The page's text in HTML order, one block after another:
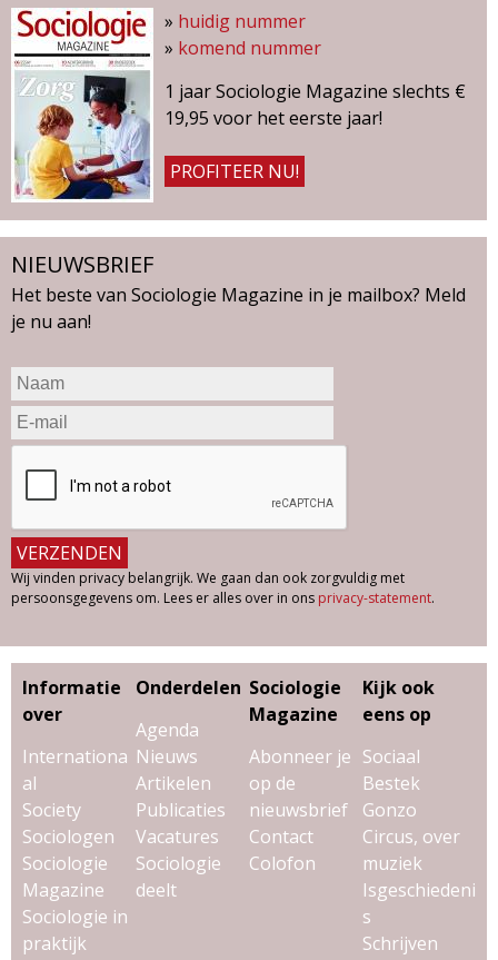
» huidig nummer
» komend nummer
1 jaar Sociologie Magazine slechts €
19,95 voor het eerste jaar!
PROFITEER NU!
NIEUWSBRIEF
Het beste van Sociologie Magazine in je mailbox? Meld
je nu aan!
Wij vinden privacy belangrijk. We gaan dan ook zorgvuldig met
persoonsgegevens om. Lees er alles over in ons privacy-statement.
Informatie
over
Internationa
al
Society
Sociologen
Sociologie
Magazine
Sociologie in
praktijk
Onderdelen
Agenda
Nieuws
Artikelen
Publicaties
Vacatures
Sociologie
deelt
Sociologie
Magazine
Abonneer je
op de
nieuwsbrief
Contact
Colofon
Kijk ook
eens op
Sociaal
Bestek
Gonzo
Circus, over
muziek
Isgeschiedeni
s
Schrijven